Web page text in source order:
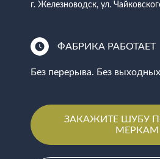
г. Железноводск, ул.
ФАБРИКА РАБОТАЕТ
Без перерыва. Без
ЗАКАЖИТЕ ШУБУ
МЕРКАМ